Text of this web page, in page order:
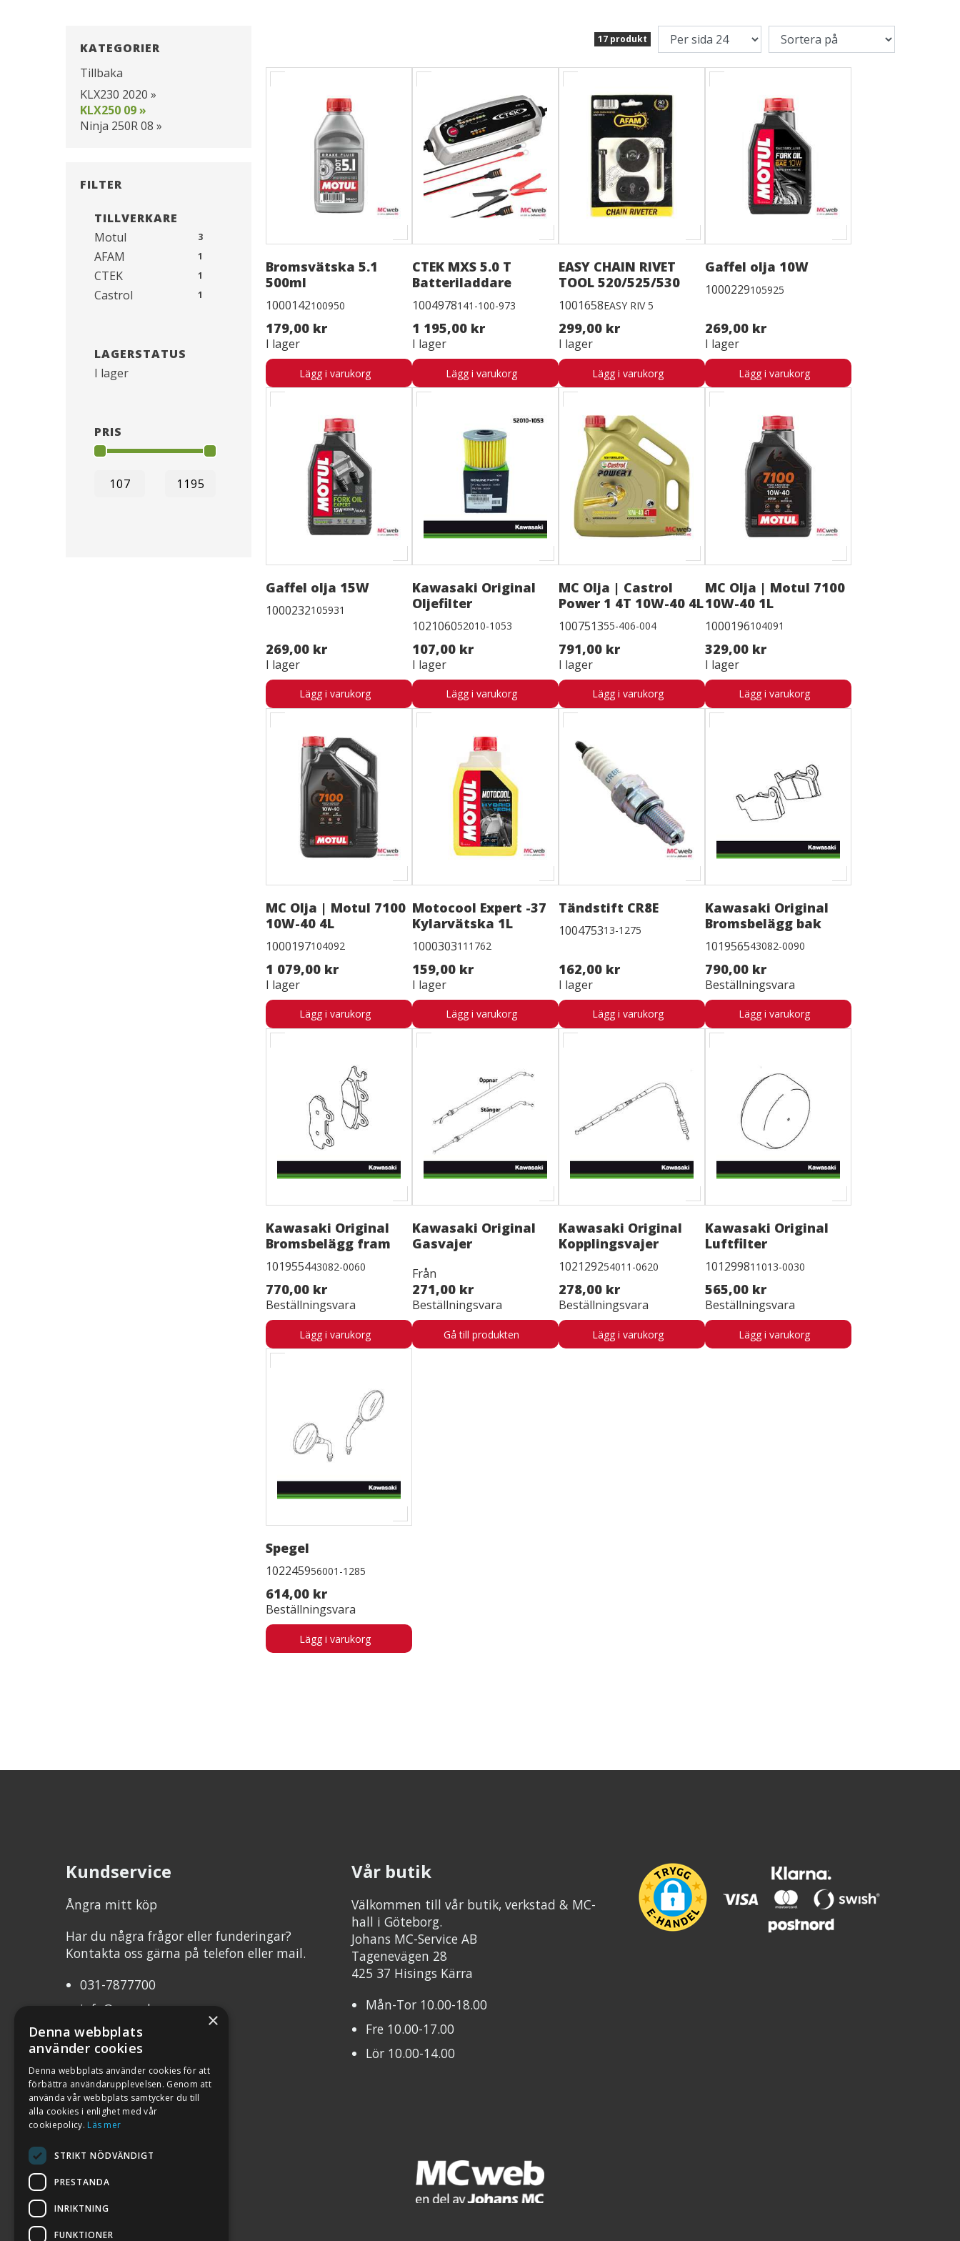
KATEGORIER
Tillbaka
KLX230 2020 »
KLX250 09 »
Ninja 250R 08 »
FILTER
TILLVERKARE
Motul
3
AFAM 1
CTEK 1
Castrol 1
LAGERSTATUS
I lager
PRIS
17 produkt
Bromsvätska 5.1
500ml
1000142100950
179,00 kr
I lager
Lägg i varukorg
CTEK MXS 5.0 T
Batteriladdare
1004978141-100-973
1 195,00 kr
I lager
Lägg i varukorg
EASY CHAIN RIVET
TOOL 520/525/530
1001658EASY RIV 5
299,00 kr
I lager
Lägg i varukorg
Gaffel olja 10W
1000229105925
269,00 kr
I lager
Lägg i varukorg
Gaffel olja 15W
1000232105931
269,00 kr
I lager
Lägg i varukorg
Kawasaki Original
Oljefilter
102106052010-1053
107,00 kr
I lager
Lägg i varukorg
MC Olja | Castrol
Power 1 4T 10W-40 4L
100751355-406-004
791,00 kr
I lager
Lägg i varukorg
MC Olja | Motul 7100
10W-40 1L
1000196104091
329,00 kr
I lager
Lägg i varukorg
MC Olja | Motul 7100
10W-40 4L
1000197104092
1 079,00 kr
I lager
Lägg i varukorg
Motocool Expert -37
Kylarvätska 1L
1000303111762
159,00 kr
I lager
Lägg i varukorg
Tändstift CR8E
100475313-1275
162,00 kr
I lager
Lägg i varukorg
Kawasaki Original
Bromsbelägg bak
101956543082-0090
790,00 kr
Beställningsvara
Lägg i varukorg
Kawasaki Original
Bromsbelägg fram
101955443082-0060
770,00 kr
Beställningsvara
Lägg i varukorg
Kawasaki Original
Gasvajer
Från
271,00 kr
Beställningsvara
Gå till produkten
Kawasaki Original
Kopplingsvajer
102129254011-0620
278,00 kr
Beställningsvara
Lägg i varukorg
Kawasaki Original
Luftfilter
101299811013-0030
565,00 kr
Beställningsvara
Lägg i varukorg
Spegel
102245956001-1285
614,00 kr
Beställningsvara
Lägg i varukorg
Kundservice
Ångra mitt köp
Har du några frågor eller funderingar?
Kontakta oss gärna på telefon eller mail.
031-7877700
info@mcweb.se
Mån-Tor 10.00-17.00
Fre 10.00-17.00
Org.nr 556232-8483
Vår butik
Välkommen till vår butik, verkstad & MC-
hall i Göteborg.
Johans MC-Service AB
Tagenevägen 28
425 37 Hisings Kärra
Mån-Tor 10.00-18.00
Fre 10.00-17.00
Lör 10.00-14.00
×
Denna webbplats
använder cookies
Denna webbplats använder cookies för att
förbättra användarupplevelsen. Genom att
använda vår webbplats samtycker du till
alla cookies i enlighet med vår
cookiepolicy. Läs mer
STRIKT NÖDVÄNDIGT
PRESTANDA
INRIKTNING
FUNKTIONER